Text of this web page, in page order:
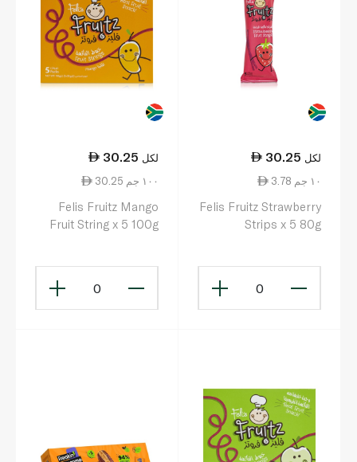
30.25 لكل
3.78 ١٠ جم
Felis Fruitz Strawberry
Strips x 5 80g
0
30.25 لكل
30.25 ١٠٠ جم
Felis Fruitz Mango
Fruit String x 5 100g
0